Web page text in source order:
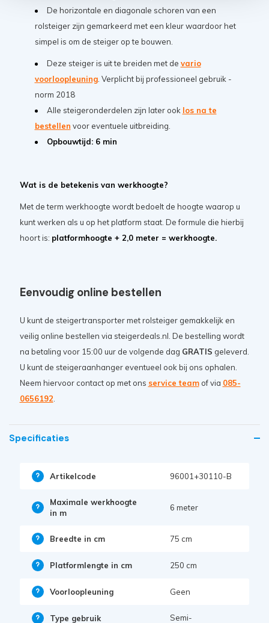
De horizontale en diagonale schoren van een
rolsteiger zijn gemarkeerd met een kleur waardoor het
simpel is om de steiger op te bouwen.
Deze steiger is uit te breiden met de vario
voorloopleuning. Verplicht bij professioneel gebruik -
norm 2018
Alle steigeronderdelen zijn later ook los na te
bestellen voor eventuele uitbreiding.
Opbouwtijd: 6 min
Wat is de betekenis van werkhoogte?
Met de term werkhoogte wordt bedoelt de hoogte waarop u
kunt werken als u op het platform staat. De formule die hierbij
hoort is: platformhoogte + 2,0 meter = werkhoogte.
Eenvoudig online bestellen
U kunt de steigertransporter met rolsteiger gemakkelijk en
veilig online bestellen via steigerdeals.nl. De bestelling wordt
na betaling voor 15:00 uur de volgende dag GRATIS geleverd.
U kunt de steigeraanhanger eventueel ook bij ons ophalen.
Neem hiervoor contact op met ons service teamof via 085-
0656192
Specificaties
Artikelcode 96001+30110-B
Maximale werkhoogte
in m
6 meter
Breedte in cm 75 cm
Platformlengte in cm 250 cm
Voorloopleuning Geen
Type gebruik
Semi-